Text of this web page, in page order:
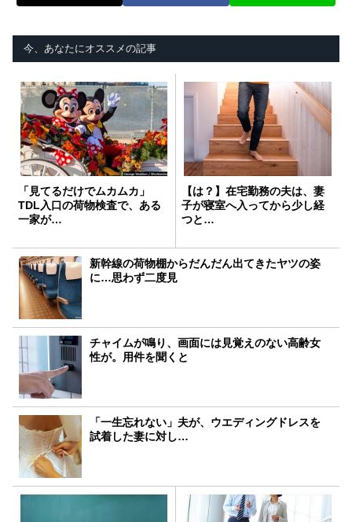
今、あなたにオススメの記事
「見てるだけでムカムカ」
TDL入口の荷物検査で、ある
一家が…
【は？】在宅勤務の夫は、妻
子が寝室へ入ってから少し経
つと…
新幹線の荷物棚からだんだん出てきたヤツの姿
に…思わず二度見
チャイムが鳴り、画面には見覚えのない高齢女
性が。用件を聞くと
「一生忘れない」夫が、ウエディングドレスを
試着した妻に対し…